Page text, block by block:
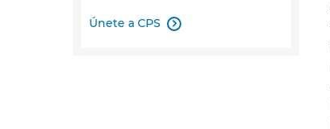
Únete a CPS 